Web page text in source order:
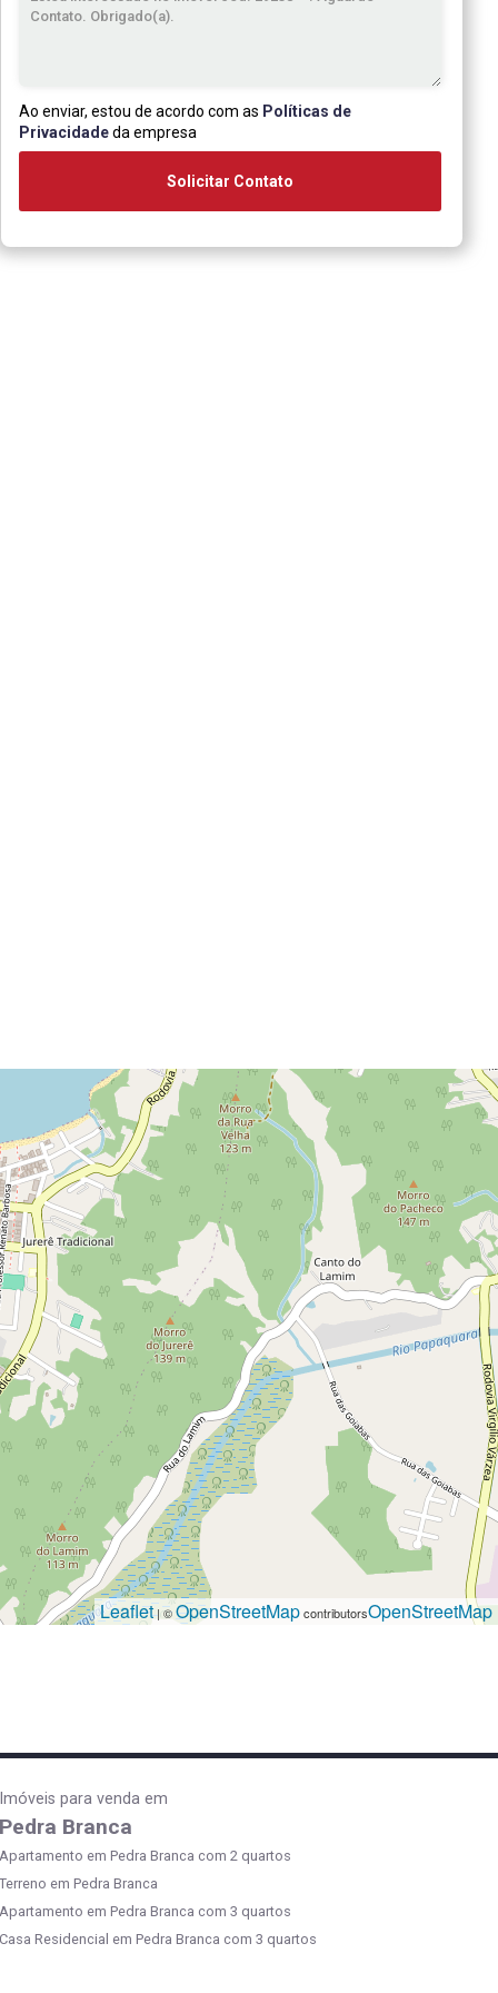
Ao enviar, estou de acordo com as Políticas de
Privacidadeda empresa
Solicitar Contato
Leaflet| ©OpenStreetMapcontributorsOpenStreetMap
para venda em
Branca
em Pedra Branca com 2 quartos
em Pedra Branca
em Pedra Branca com 3 quartos
Residencial em Pedra Branca com 3 quartos